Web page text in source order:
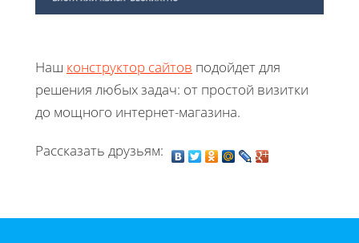
Наш конструктор сайтов подойдет для
решения любых задач: от простой визитки
до мощного интернет-магазина.
Рассказать друзьям: